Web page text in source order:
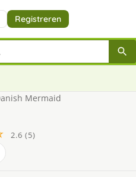
Registreren
Mermaid
2.6 (5)